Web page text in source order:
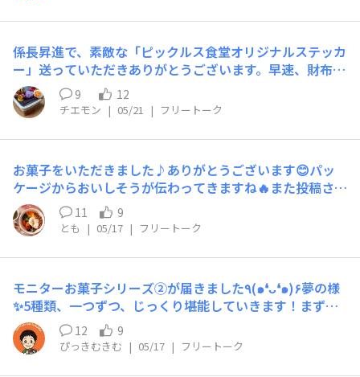
係長昇進で、素敵な「ピックルス食堂オリジナルステッカ
ー」送っていただきありがとうございます。早速、財布や
バッグに貼って楽しませてもらいます。ありがとうござい
ました。
9 12
チエモン | 05/21 | フリートーク
お菓子をいただきました♪ありがとうございます😊パッ
ケージからおいしそうが伝わってきますね🔥また投稿させ
ていただきます✨
11 9
とも | 05/17 | フリートーク
モニターお菓子シリーズ②が届きました٩(๑❛ᴗ❛๑)۶夢の様
✨5種類、一つずつ、じっくり堪能していきます！まずは
ご報告（^人^）
12 9
ぴっきむきむ | 05/17 | フリートーク